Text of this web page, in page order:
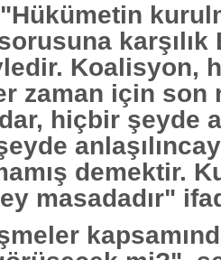
karşılık
Koalisyon,
zaman için son
hiçbir şeyde
demektir.
masadadır"